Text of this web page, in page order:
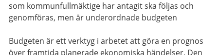
som kommunfullmäktige har antagit ska följas och
genomföras, men är underordnade budgeten
Budgeten är ett verktyg i arbetet att göra en prognos
över framtida planerade ekonomiska händelser. Den